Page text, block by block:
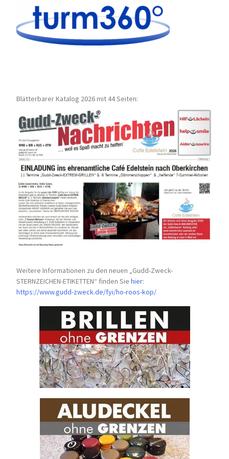
Blätterbarer Katalog 2026 mit 44 Seiten:
Weitere Informationen zu den neuen „Gudd-Zweck-
STERNZEICHEN-ETIKETTEN“ finden Siehier:
https://www.gudd-zweck.de/fyi/ho-roos-kop/